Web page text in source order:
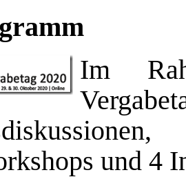
Im
und 4